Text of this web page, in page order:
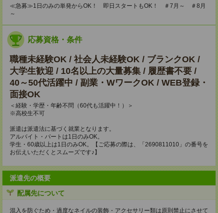
≪急募≫1日のみの単発からOK！ 即日スタートもOK！ ＃7月～ ＃8月
～
応募資格・条件
職種未経験OK / 社会人未経験OK / ブランクOK /
大学生歓迎 / 10名以上の大量募集 / 履歴書不要 /
40～50代活躍中 / 副業・WワークOK / WEB登録・
面接OK
＜経験・学歴・年齢不問（60代も活躍中！）＞
※高校生不可
派遣は派遣法に基づく就業となります。
アルバイト・パートは1日のみOK。
学生・60歳以上は1日のみOK。【ご応募の際は、「2690811010」の番号を
お伝えいただくとスムーズです♪】
派遣先の概要
配属先について
混入を防ぐため・過度なネイルの装飾・アクセサリー類は原則禁止にさせて